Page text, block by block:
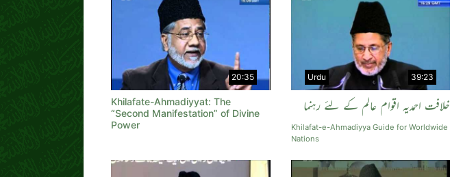
20:35
Khilafate-Ahmadiyyat: The
“Second Manifestation” of Divine
Power
39:23
Urdu
خلافت احمدیہ اقوام عالم کے لئے رہنما
Khilafat-e-Ahmadiyya Guide for Worldwide
Nations